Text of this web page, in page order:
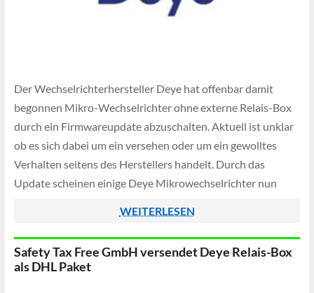
Der Wechselrichterhersteller Deye hat offenbar damit
begonnen Mikro-Wechselrichter ohne externe Relais-Box
durch ein Firmwareupdate abzuschalten. Aktuell ist unklar
ob es sich dabei um ein versehen oder um ein gewolltes
Verhalten seitens des Herstellers handelt. Durch das
Update scheinen einige Deye Mikrowechselrichter nun
Relais-Box nicht angeschlossen ist.
WEITERLESEN
Safety Tax Free GmbH versendet Deye Relais-Box
als DHL Paket